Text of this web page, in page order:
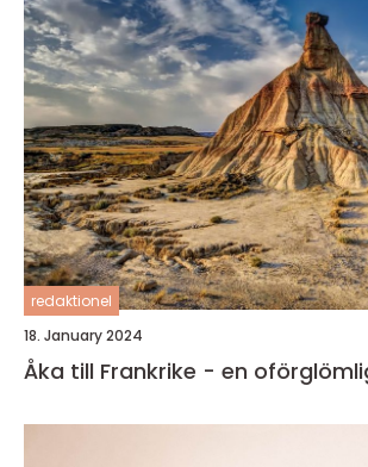
redaktionel
18. January 2024
Åka till Frankrike - en